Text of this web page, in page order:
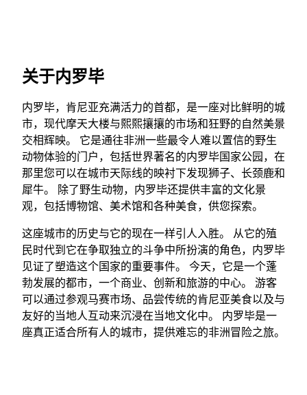
关于内罗毕
内罗毕，肯尼亚充满活力的首都，是一座对比鲜明的城
市，现代摩天大楼与熙熙攘攘的市场和狂野的自然美景
交相辉映。 它是通往非洲一些最令人难以置信的野生
动物体验的门户，包括世界著名的内罗毕国家公园，在
那里您可以在城市天际线的映衬下发现狮子、长颈鹿和
犀牛。 除了野生动物，内罗毕还提供丰富的文化景
观，包括博物馆、美术馆和各种美食，供您探索。
这座城市的历史与它的现在一样引人入胜。 从它的殖
民时代到它在争取独立的斗争中所扮演的角色，内罗毕
见证了塑造这个国家的重要事件。 今天，它是一个蓬
勃发展的都市，一个商业、创新和旅游的中心。 游客
可以通过参观马赛市场、品尝传统的肯尼亚美食以及与
友好的当地人互动来沉浸在当地文化中。 内罗毕是一
座真正适合所有人的城市，提供难忘的非洲冒险之旅。